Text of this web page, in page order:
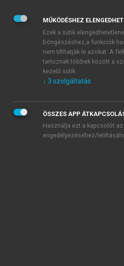
Adatkezelési tájékoztatóban
veszem és elfogadom.
Általános vásárlási feltételeket
mersz.huoldalak
tudomásul veszem és elfogadom.
MŰKÖDÉSHEZ
Ezek a sütik
böngészéshez,a funkciók
nem tilthatják le azokat. A
tartoznak többek között a
kezelő sütik.
↓ 3 szolgáltatás
ÖSSZES APP
Használja ezt a kapcsolót
engedélyezéséhez/